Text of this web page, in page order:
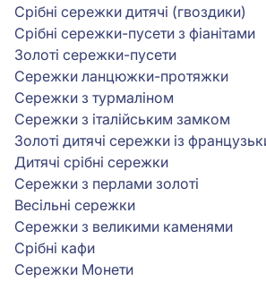
Срібні сережки дитячі (гвоздики)
Срібні сережки-пусети з фіанітами
Золоті сережки-пусети
Сережки ланцюжки-протяжки
Сережки з турмаліном
Сережки з італійським замком
Золоті дитячі сережки із
Дитячі срібні сережки
Сережки з перлами золоті
Весільні сережки
Сережки з великими каменями
Срібні кафи
Сережки Монети